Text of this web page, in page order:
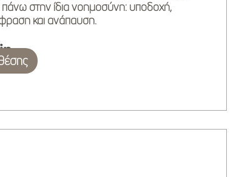
πάνω στην ίδια νοημοσύνη: υποδοχή,
και ανάπαυση.